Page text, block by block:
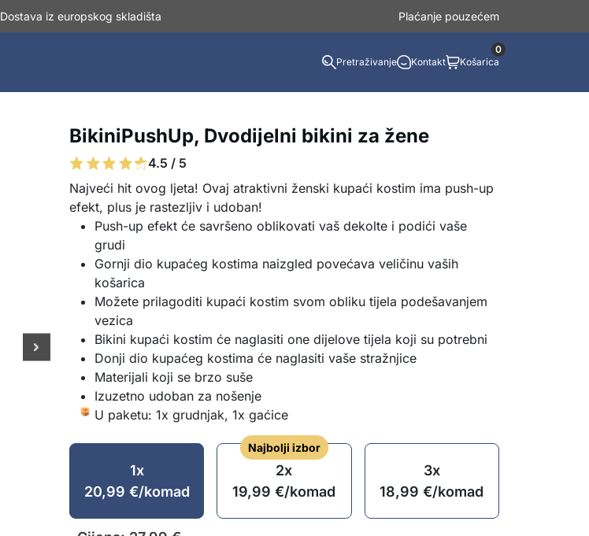
Dostava iz europskog skladišta Plaćanje pouzećem
Pretraživanje Kontakt Košarica
0
BikiniPushUp, Dvodijelni bikini za žene
4.5 / 5
Najveći hit ovog ljeta! Ovaj atraktivni ženski kupaći kostim ima push-up
efekt, plus je rastezljiv i udoban!
Push-up efekt će savršeno oblikovati vaš dekolte i podići vaše
grudi
Gornji dio kupaćeg kostima naizgled povećava veličinu vaših
košarica
Možete prilagoditi kupaći kostim svom obliku tijela podešavanjem
vezica
Bikini kupaći kostim će naglasiti one dijelove tijela koji su potrebni
Donji dio kupaćeg kostima će naglasiti vaše stražnjice
Materijali koji se brzo suše
Izuzetno udoban za nošenje
U paketu: 1x grudnjak, 1x gaćice
1x
20,99 €/komad
Najbolji izbor
2x
19,99€/komad
3x
18,99€/komad